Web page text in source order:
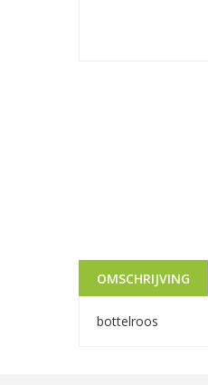
OMSCHRIJVING
bottelroos